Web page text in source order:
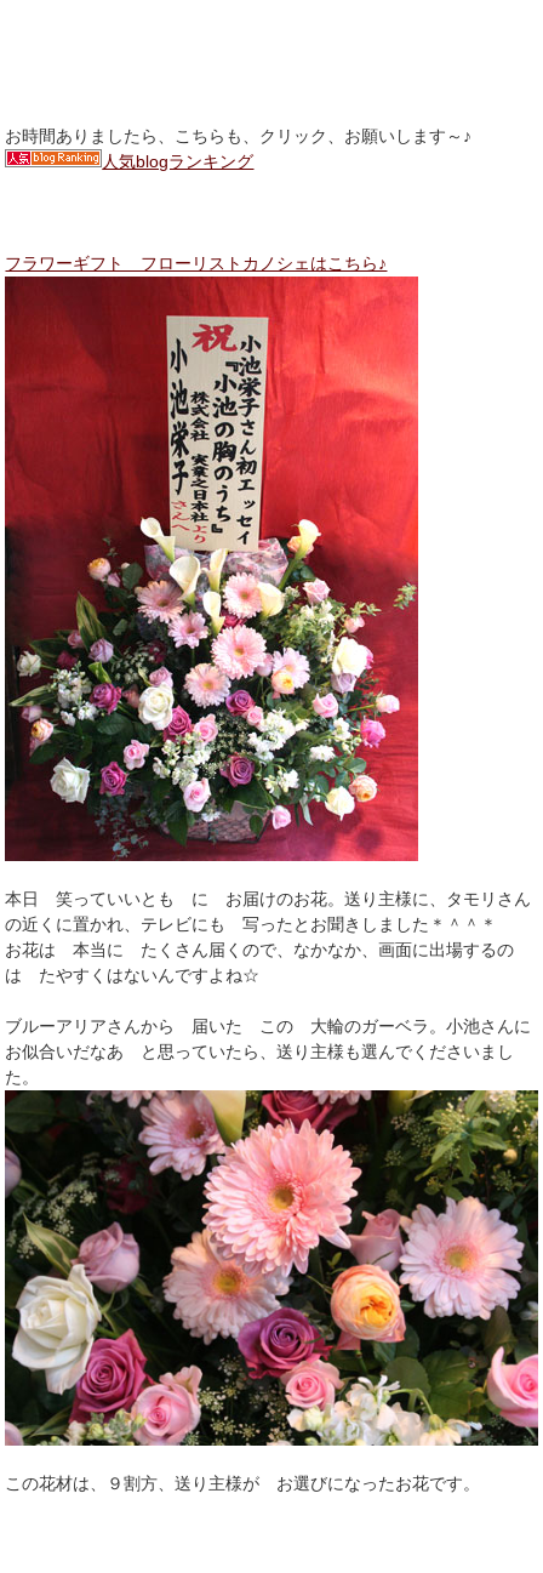
お時間ありましたら、こちらも、クリック、お願いします～♪
人気blogランキング
フラワーギフト フローリストカノシェはこちら♪
本日 笑っていいとも に お届けのお花。送り主様に、タモリさん
の近くに置かれ、テレビにも 写ったとお聞きしました＊＾＾＊
お花は 本当に たくさん届くので、なかなか、画面に出場するの
は たやすくはないんですよね☆
ブルーアリアさんから 届いた この 大輪のガーベラ。小池さんに
お似合いだなあ と思っていたら、送り主様も選んでくださいまし
た。
この花材は、９割方、送り主様が お選びになったお花です。